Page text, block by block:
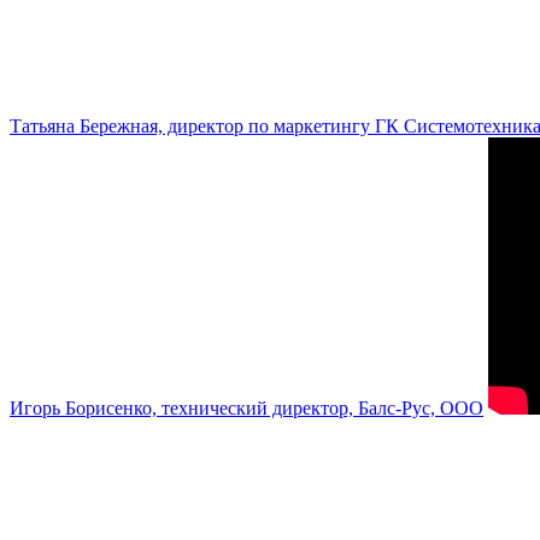
Татьяна Бережная, директор по маркетингу ГК Системотехника
Игорь Борисенко, технический директор, Балс-Рус, ООО